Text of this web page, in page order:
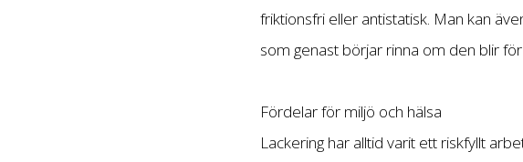
friktionsfri eller antistatisk. Man kan
som genast börjar rinna om den blir
Fördelar för miljö och hälsa
Lackering har alltid varit ett riskfyllt